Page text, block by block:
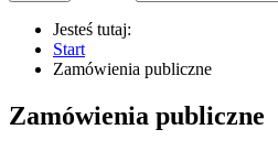
Jesteś tutaj:
Start
Zamówienia publiczne
Zamówienia publiczne